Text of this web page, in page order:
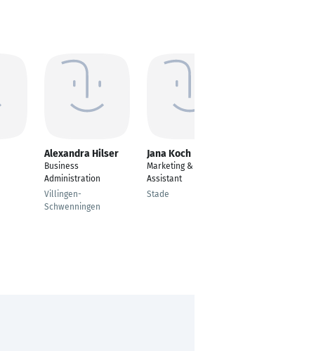
Alexandra Hilser
Business
Administration
Villingen-
Schwenningen
Jana Koch
Marketing & Sales
Assistant
Stade